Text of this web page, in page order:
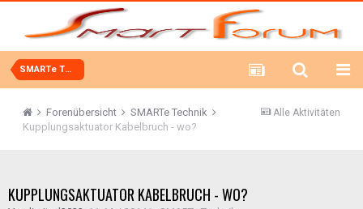
SMARTe Technik
Alle Aktivitäten
Forenübersicht
SMARTe Technik
Kupplungsaktuator Kabelbruch - wo?
KUPPLUNGSAKTUATOR KABELBRUCH - WO?